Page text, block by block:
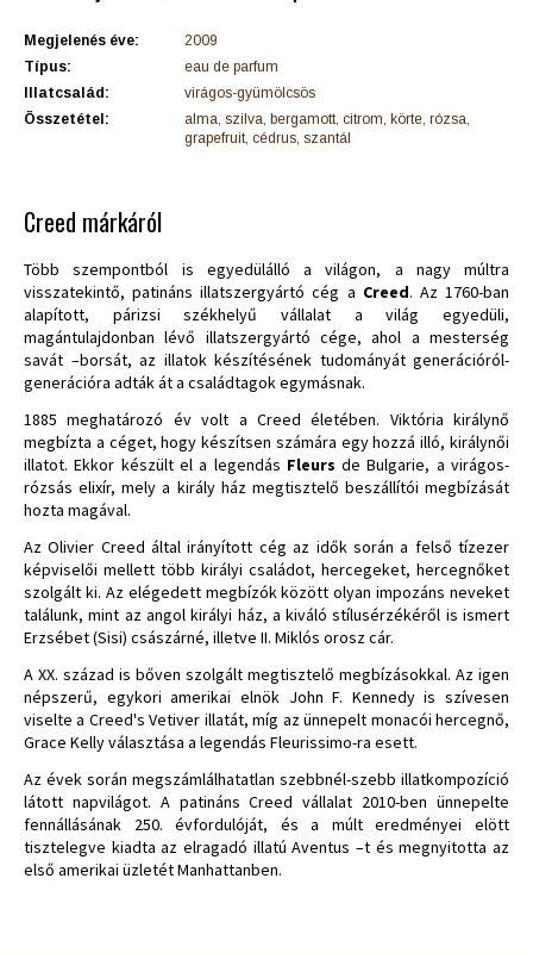
Megjelenés éve:
2009
Típus:
eau de parfum
Illatcsalád:
virágos-gyümölcsös
Összetétel:
alma, szilva, bergamott, citrom, körte, rózsa,
grapefruit, cédrus, szantál
Creed márkáról
Több szempontból is egyedülálló a világon, a nagy múltra
visszatekintő, patináns illatszergyártó cég a Creed. Az 1760-ban
alapított, párizsi székhelyű vállalat a világ egyedüli,
magántulajdonban lévő illatszergyártó cége, ahol a mesterség
savát –borsát, az illatok készítésének tudományát generációról-
generációra adták át a családtagok egymásnak.
1885 meghatározó év volt a Creed életében. Viktória királynő
megbízta a céget, hogy készítsen számára egy hozzá illó, királynői
illatot. Ekkor készült el a legendás Fleurs de Bulgarie, a virágos-
rózsás elixír, mely a király ház megtisztelő beszállítói megbízását
hozta magával.
Az Olivier Creed által irányított cég az idők során a felső tízezer
képviselői mellett több királyi családot, hercegeket, hercegnőket
szolgált ki. Az elégedett megbízók között olyan impozáns neveket
találunk, mint az angol királyi ház, a kiváló stílusérzékéről is ismert
Erzsébet (Sisi) császárné, illetve II. Miklós orosz cár.
A XX. század is bőven szolgált megtisztelő megbízásokkal. Az igen
népszerű, egykori amerikai elnök John F. Kennedy is szívesen
viselte a Creed's Vetiver illatát, míg az ünnepelt monacói hercegnő,
Grace Kelly választása a legendás Fleurissimo-ra esett.
Az évek során megszámlálhatatlan szebbnél-szebb illatkompozíció
látott napvilágot. A patináns Creed vállalat 2010-ben ünnepelte
fennállásának 250. évfordulóját, és a múlt eredményei elött
tisztelegve kiadta az elragadó illatú Aventus –t és megnyitotta az
első amerikai üzletét Manhattanben.